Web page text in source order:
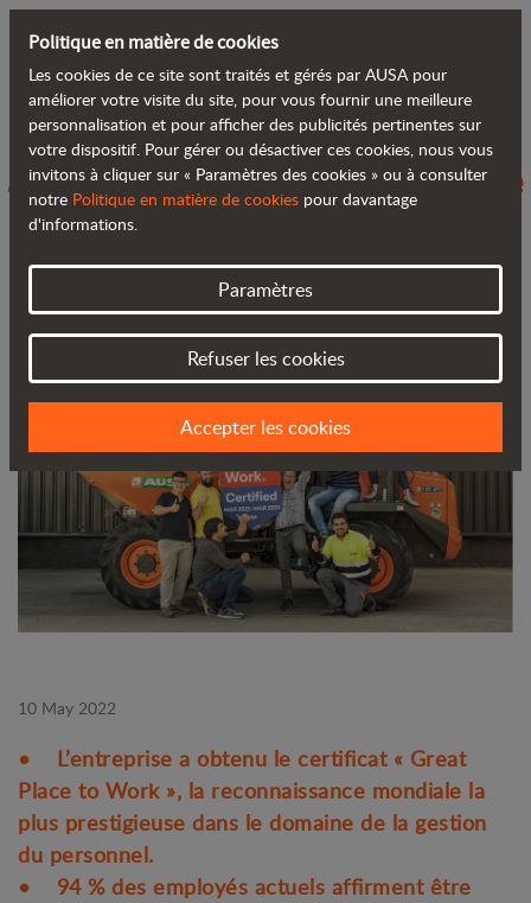
Retour au blog
AUSA, entreprise certifiée comme l’une
des meilleures sociétés dans laquelle
10 May 2022
• L’entreprise a obtenu le certificat « Great
Place to Work », la reconnaissance mondiale la
plus prestigieuse dans le domaine de la gestion
du personnel.
• 94 % des employés actuels affirment être
Politique en matière de cookies
Les cookies de ce site sont traités et gérés par AUSA pour
améliorer votre visite du site, pour vous fournir une meilleure
personnalisation et pour afficher des publicités pertinentes sur
votre dispositif. Pour gérer ou désactiver ces cookies, nous vous
invitons à cliquer sur « Paramètres des cookies » ou à consulter
notre Politique en matière de cookies pour davantage
d'informations.
Paramètres
Refuser les cookies
Accepter les cookies